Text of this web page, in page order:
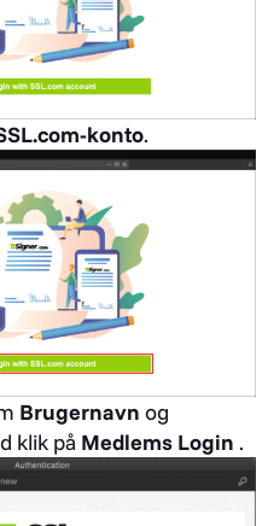
konto.
Brugernavn og
klik på Medlems Login .